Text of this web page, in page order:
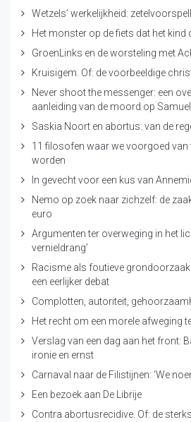
Wetzels’ werkelijkheid:
Het monster op de fiets dat het kind
GroenLinks en de worsteling met
Kruisigem. Of: de voorbeeldige
Never shoot the messenger: een
aanleiding van de moord op
Saskia Noort en abortus: van de
11 filosofen waar we voorgoed van
worden
In gevecht voor een kus van
Nemo op zoek naar zichzelf: de
euro
Argumenten ter overweging in het
vernieldrang’
Racisme als foutieve
een eerlijker debat
Complotten, autoriteit,
Het recht om een morele afweging
Verslag van een dag aan het front:
ironie en ernst
Carnaval naar de Filistijnen: ‘We
Een bezoek aan De Librije
Contra abortusrecidive. Of: de